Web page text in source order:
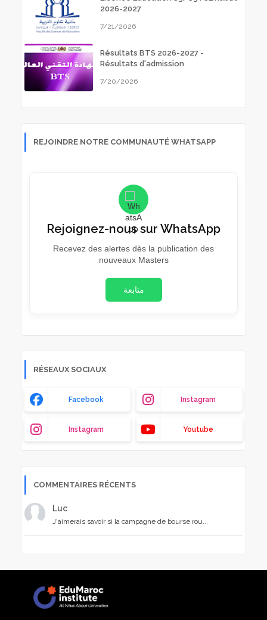
2026-2027
7/21/2026
Résultats BTS 2026-2027 -
Résultats d'admission
7/20/2026
REJOINDRE NOTRE COMMUNAUTÉ WHATSAPP
Rejoignez-nous sur WhatsApp
Recevez des alertes dès la publication des
nouveaux Masters
متابعة
RÉSEAUX SOCIAUX
Facebook Instagram
Instagram Youtube
COMMENTAIRES RÉCENTS
Luc
J'aimerais savoir si la campagne de bourse rou...